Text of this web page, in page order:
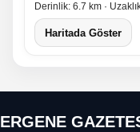
Derinlik: 6.7 km ·
Haritada Göster
ERGENE